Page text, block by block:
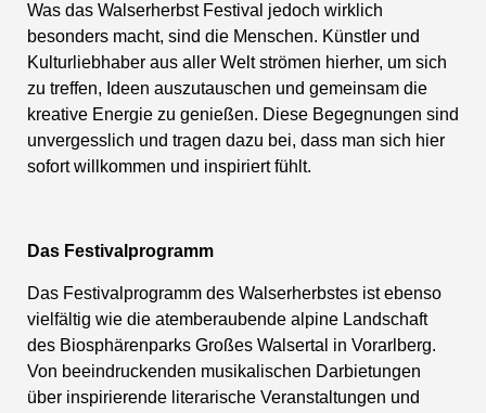
Was das Walserherbst Festival jedoch wirklich
besonders macht, sind die Menschen. Künstler und
Kulturliebhaber aus aller Welt strömen hierher, um sich
zu treffen, Ideen auszutauschen und gemeinsam die
kreative Energie zu genießen. Diese Begegnungen sind
unvergesslich und tragen dazu bei, dass man sich hier
sofort willkommen und inspiriert fühlt.
Das Festivalprogramm
Das Festivalprogramm des Walserherbstes ist ebenso
vielfältig wie die atemberaubende alpine Landschaft
des Biosphärenparks Großes Walsertal in Vorarlberg.
Von beeindruckenden musikalischen Darbietungen
über inspirierende literarische Veranstaltungen und